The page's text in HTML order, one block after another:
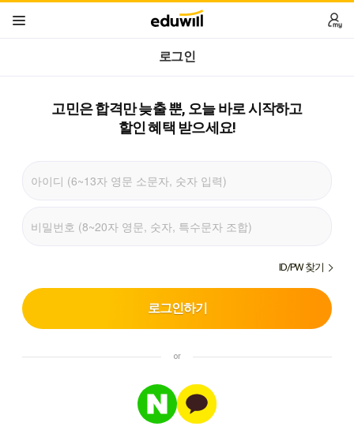
로그인
고민은 합격만 늦출 뿐, 오늘 바로 시작하고
할인 혜택 받으세요!
ID/PW 찾기
로그인하기